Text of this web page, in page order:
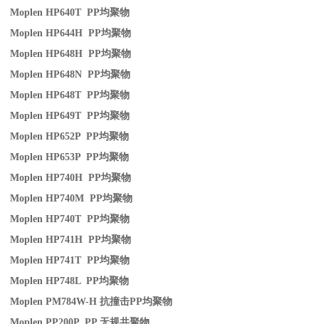
Moplen HP640T PP均聚物
Moplen HP644H PP均聚物
Moplen HP648H PP均聚物
Moplen HP648N PP均聚物
Moplen HP648T PP均聚物
Moplen HP649T PP均聚物
Moplen HP652P PP均聚物
Moplen HP653P PP均聚物
Moplen HP740H PP均聚物
Moplen HP740M PP均聚物
Moplen HP740T PP均聚物
Moplen HP741H PP均聚物
Moplen HP741T PP均聚物
Moplen HP748L PP均聚物
Moplen PM784W-H抗撞击PP均聚物